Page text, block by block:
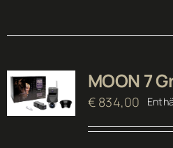
MOON 7
€834,00